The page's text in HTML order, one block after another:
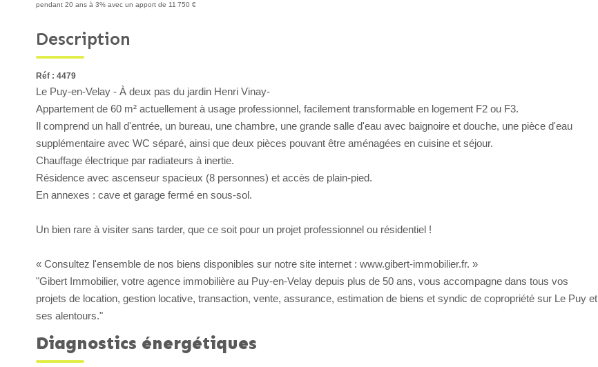
pendant 20 ans à 3% avec un apport de 11 750 €
Description
Réf : 4479
Le Puy-en-Velay - À deux pas du jardin Henri Vinay-
Appartement de 60 m² actuellement à usage professionnel, facilement transformable en logement F2 ou F3.
Il comprend un hall d'entrée, un bureau, une chambre, une grande salle d'eau avec baignoire et douche, une pièce d'eau
supplémentaire avec WC séparé, ainsi que deux pièces pouvant être aménagées en cuisine et séjour.
Chauffage électrique par radiateurs à inertie.
Résidence avec ascenseur spacieux (8 personnes) et accès de plain-pied.
En annexes : cave et garage fermé en sous-sol.
Un bien rare à visiter sans tarder, que ce soit pour un projet professionnel ou résidentiel !
« Consultez l'ensemble de nos biens disponibles sur notre site internet : www.gibert-immobilier.fr. »
"Gibert Immobilier, votre agence immobilière au Puy-en-Velay depuis plus de 50 ans, vous accompagne dans tous vos
projets de location, gestion locative, transaction, vente, assurance, estimation de biens et syndic de copropriété sur Le Puy et
ses alentours."
Diagnostics énergétiques